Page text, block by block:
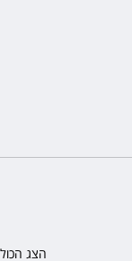
הצג הכול